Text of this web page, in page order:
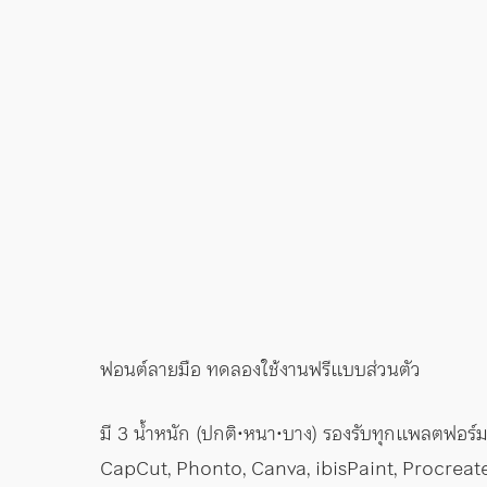
ฟอนต์ลายมือ ทดลองใช้งานฟรีแบบส่วนตัว
มี 3 น้ำหนัก (ปกติ•หนา•บาง) รองรับทุกแพลตฟอร์
CapCut, Phonto, Canva, ibisPaint,